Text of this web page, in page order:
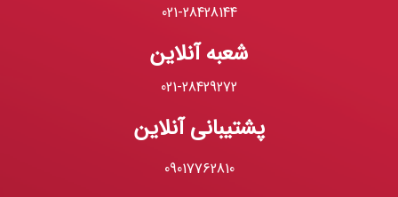
021-28428144
شعبه آنلاین
021-28429272
پشتیبانی آنلاین
09017762810